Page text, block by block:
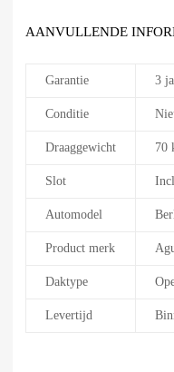
AANVULLENDE
Garantie 3
Conditie
Draaggewicht 70
Slot
Automodel
Product merk
Daktype
Levertijd